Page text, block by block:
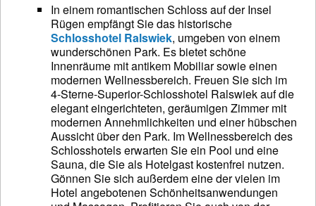
In einem romantischen Schloss auf der Insel
Rügen empfängt Sie das historische
Schlosshotel Ralswiek, umgeben von einem
wunderschönen Park. Es bietet schöne
Innenräume mit antikem Mobiliar sowie einen
modernen Wellnessbereich. Freuen Sie sich im
4-Sterne-Superior-Schlosshotel Ralswiek auf die
elegant eingerichteten, geräumigen Zimmer mit
modernen Annehmlichkeiten und einer hübschen
Aussicht über den Park. Im Wellnessbereich des
Schlosshotels erwarten Sie ein Pool und eine
Sauna, die Sie als Hotelgast kostenfrei nutzen.
Gönnen Sie sich außerdem eine der vielen im
Hotel angebotenen Schönheitsanwendungen